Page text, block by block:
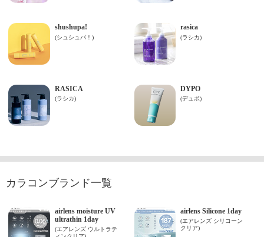
カラコンブランド一覧